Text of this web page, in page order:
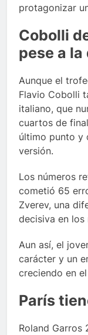
protagonizar
Cobolli
pese a la
Aunque el
Flavio Cobolli
italiano, que
cuartos de
último punto y
versión.
Los números
cometió 65
Zverev, una
decisiva en los
Aun así, el
carácter y un
creciendo en
París
Roland Garros